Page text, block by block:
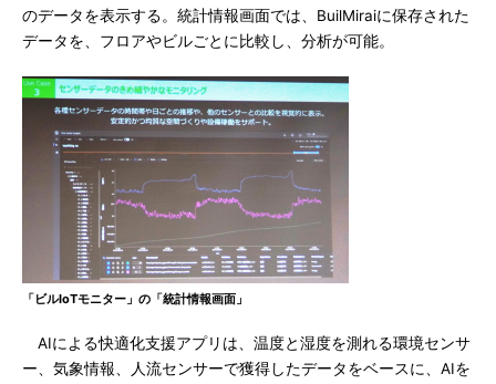
のデータを表示する。統計情報画面では、BuilMiraiに保存された
データを、フロアやビルごとに比較し、分析が可能。
「ビルIoTモニター」の「統計情報画面」
AIによる快適化支援アプリは、温度と湿度を測れる環境センサ
ー、気象情報、人流センサーで獲得したデータをベースに、AIを